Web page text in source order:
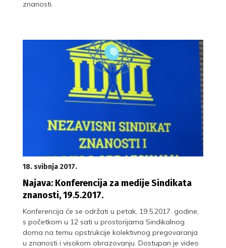
znanosti.
18. svibnja 2017.
Najava: Konferencija za medije Sindikata
znanosti, 19.5.2017.
Konferencija će se održati u petak, 19.5.2017. godine,
s početkom u 12 sati u prostorijama Sindikalnog
doma na temu opstrukcije kolektivnog pregovaranja
u znanosti i visokom obrazovanju. Dostupan je video